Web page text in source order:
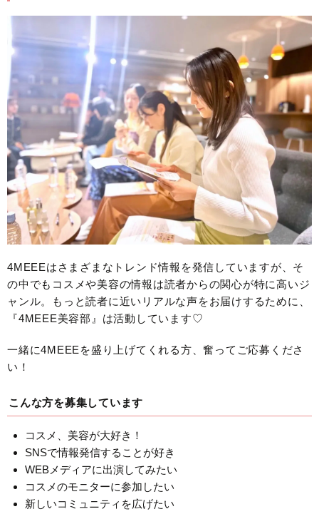
4MEEEはさまざまなトレンド情報を発信していますが、そ
の中でもコスメや美容の情報は読者からの関心が特に高いジ
ャンル。もっと読者に近いリアルな声をお届けするために、
『4MEEE美容部』は活動しています♡
一緒に4MEEEを盛り上げてくれる方、奮ってご応募くださ
い！
こんな方を募集しています
コスメ、美容が大好き！
SNSで情報発信することが好き
WEBメディアに出演してみたい
コスメのモニターに参加したい
新しいコミュニティを広げたい